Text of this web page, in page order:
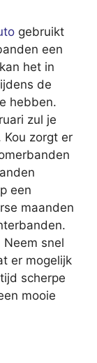
gebruikt
een
het in
de
hebben.
zul je
Kou zorgt er
een
maanden
snel
er mogelijk
scherpe
mooie